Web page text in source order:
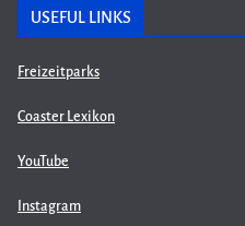
USEFUL LINKS
Freizeitparks
Coaster Lexikon
YouTube
Instagram